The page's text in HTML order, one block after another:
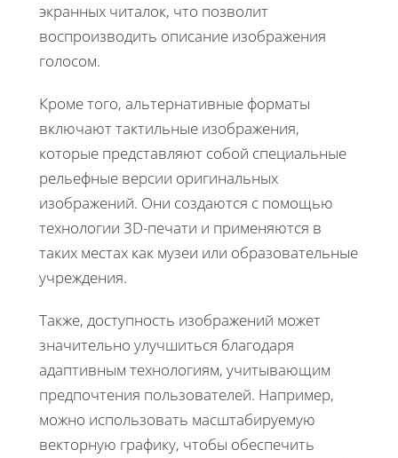
экранных читалок, что позволит
воспроизводить описание изображения
голосом.
Кроме того, альтернативные форматы
включают тактильные изображения,
которые представляют собой специальные
рельефные версии оригинальных
изображений. Они создаются с помощью
технологии 3D-печати и применяются в
таких местах как музеи или образовательные
учреждения.
Также, доступность изображений может
значительно улучшиться благодаря
адаптивным технологиям, учитывающим
предпочтения пользователей. Например,
можно использовать масштабируемую
векторную графику, чтобы обеспечить